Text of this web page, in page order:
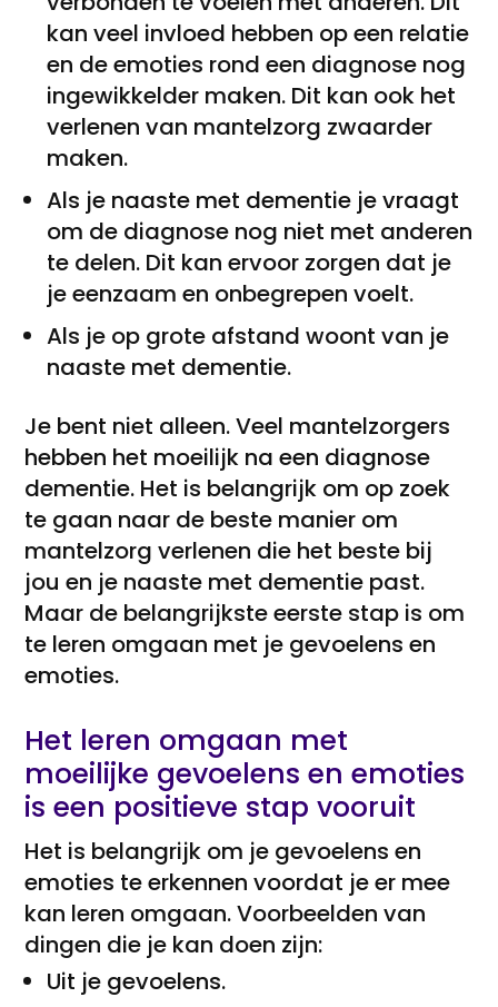
kan veel invloed hebben op een relatie
en de emoties rond een diagnose nog
ingewikkelder maken. Dit kan ook het
verlenen van mantelzorg zwaarder
maken.
Als je naaste met dementie je vraagt
om de diagnose nog niet met anderen
te delen. Dit kan ervoor zorgen dat je
je eenzaam en onbegrepen voelt.
Als je op grote afstand woont van je
naaste met dementie.
Je bent niet alleen. Veel mantelzorgers
hebben het moeilijk na een diagnose
dementie. Het is belangrijk om op zoek
te gaan naar de beste manier om
mantelzorg verlenen die het beste bij
jou en je naaste met dementie past.
Maar de belangrijkste eerste stap is om
te leren omgaan met je gevoelens en
emoties.
Het leren omgaan met
moeilijke gevoelens en emoties
is een positieve stap vooruit
Het is belangrijk om je gevoelens en
emoties te erkennen voordat je er mee
kan leren omgaan. Voorbeelden van
dingen die je kan doen zijn:
Uit je gevoelens.